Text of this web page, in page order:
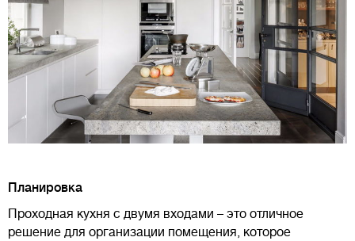
Планировка
Проходная кухня с двумя входами – это отличное
решение для организации помещения, которое